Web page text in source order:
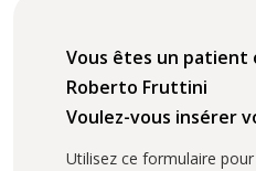
Vous êtes un patient
Roberto Fruttini
Voulez-vous insérer
Utilisez ce formulaire